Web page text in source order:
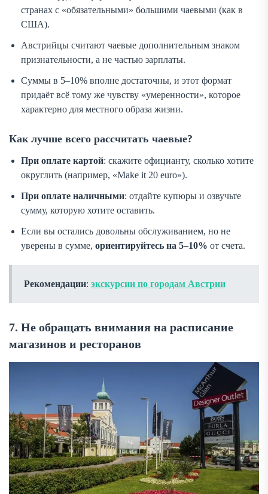
странах с «обязательными» большими чаевыми (как в
США).
Австрийцы считают чаевые дополнительным знаком
признательности, а не частью зарплаты.
Суммы в 5–10% вполне достаточны, и этот формат
придаёт всё тому же чувству «умеренности», которое
характерно для местного образа жизни.
Как лучше всего рассчитать чаевые?
При оплате картой: скажите официанту, сколько хотите
округлить (например, «Make it 20 euro»).
При оплате наличными: отдайте купюры и озвучьте
сумму, которую хотите оставить.
Если вы остались довольны обслуживанием, но не
уверены в сумме, ориентируйтесь на 5–10% от счета.
Рекомендации: экскурсии по городам Австрии
7. Не обращать внимания на расписание
магазинов и ресторанов